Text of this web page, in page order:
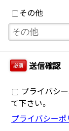
その他
必須 送信確認
プライバシ
て下さい。
プライバシーポ